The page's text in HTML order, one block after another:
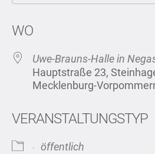
WO
Uwe-Brauns-Halle in
Hauptstraße 23,
Mecklenburg-
VERANSTALTUNGSTYP
öffentlich